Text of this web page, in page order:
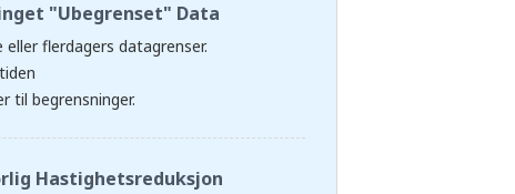
"Ubegrenset" Data
eller flerdagers datagrenser.
til begrensninger.
Hastighetsreduksjon